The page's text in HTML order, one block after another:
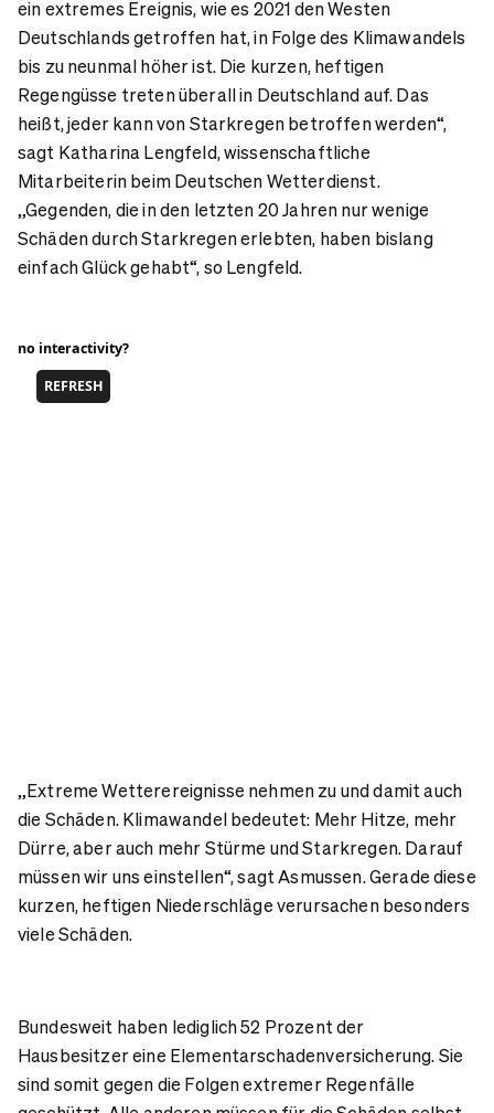
ein extremes Ereignis, wie es 2021 den Westen
Deutschlands getroffen hat, in Folge des Klimawandels
bis zu neunmal höher ist. Die kurzen, heftigen
Regengüsse treten überall in Deutschland auf. Das
heißt, jeder kann von Starkregen betroffen werden“,
sagt Katharina Lengfeld, wissenschaftliche
Mitarbeiterin beim Deutschen Wetterdienst.
„Gegenden, die in den letzten 20 Jahren nur wenige
Schäden durch Starkregen erlebten, haben bislang
einfach Glück gehabt“, so Lengfeld.
„Extreme Wetterereignisse nehmen zu und damit auch
die Schäden. Klimawandel bedeutet: Mehr Hitze, mehr
Dürre, aber auch mehr Stürme und Starkregen. Darauf
müssen wir uns einstellen“, sagt Asmussen. Gerade diese
kurzen, heftigen Niederschläge verursachen besonders
viele Schäden.
Bundesweit haben lediglich 52 Prozent der
Hausbesitzer eine Elementarschadenversicherung. Sie
sind somit gegen die Folgen extremer Regenfälle